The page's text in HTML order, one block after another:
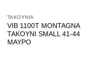
ΤΑΚΟΥΝΙΑ
VIB 1100Τ MONTAGNA
ΤΑΚΟΥΝΙ SMALL 41-44
ΜΑΥΡΟ